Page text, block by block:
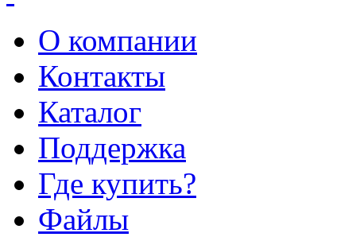
О компании
Контакты
Каталог
Поддержка
Где купить?
Файлы